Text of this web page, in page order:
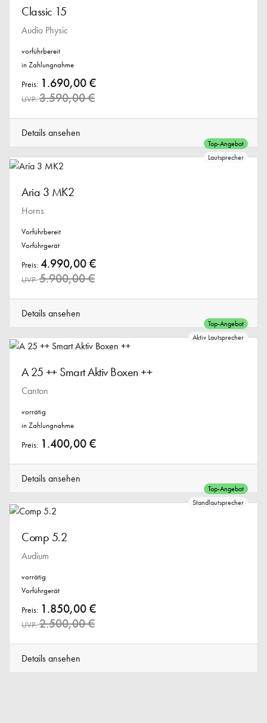
Classic 15
Audio Physic
vorführbereit
in Zahlungnahme
Preis: 1.690,00 €
UVP: 3.590,00 €
Details ansehen
Top-Angebot
Lautsprecher
Aria 3 MK2
Horns
Vorführbereit
Vorführgerät
Preis: 4.990,00 €
UVP: 5.900,00 €
Details ansehen
Top-Angebot
Aktiv Lautsprecher
A 25 ++ Smart Aktiv Boxen ++
Canton
vorrätig
in Zahlungnahme
Preis: 1.400,00 €
Details ansehen
Top-Angebot
Standlautsprecher
Comp 5.2
Audium
vorrätig
Vorführgerät
Preis: 1.850,00 €
UVP: 2.500,00 €
Details ansehen